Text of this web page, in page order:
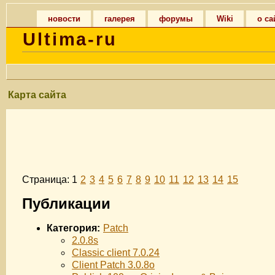
новости галерея форумы Wiki о
Ultima-ru
Карта сайта
Страница: 1 2 3 4 5 6 7 8 9 10 11 12 13 14 15
Публикации
Категория: Patch
2.0.8s
Classic client 7.0.24
Client Patch 3.0.8o